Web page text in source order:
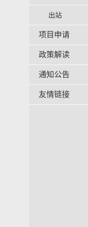
出站
项目申请
政策解读
通知公告
友情链接